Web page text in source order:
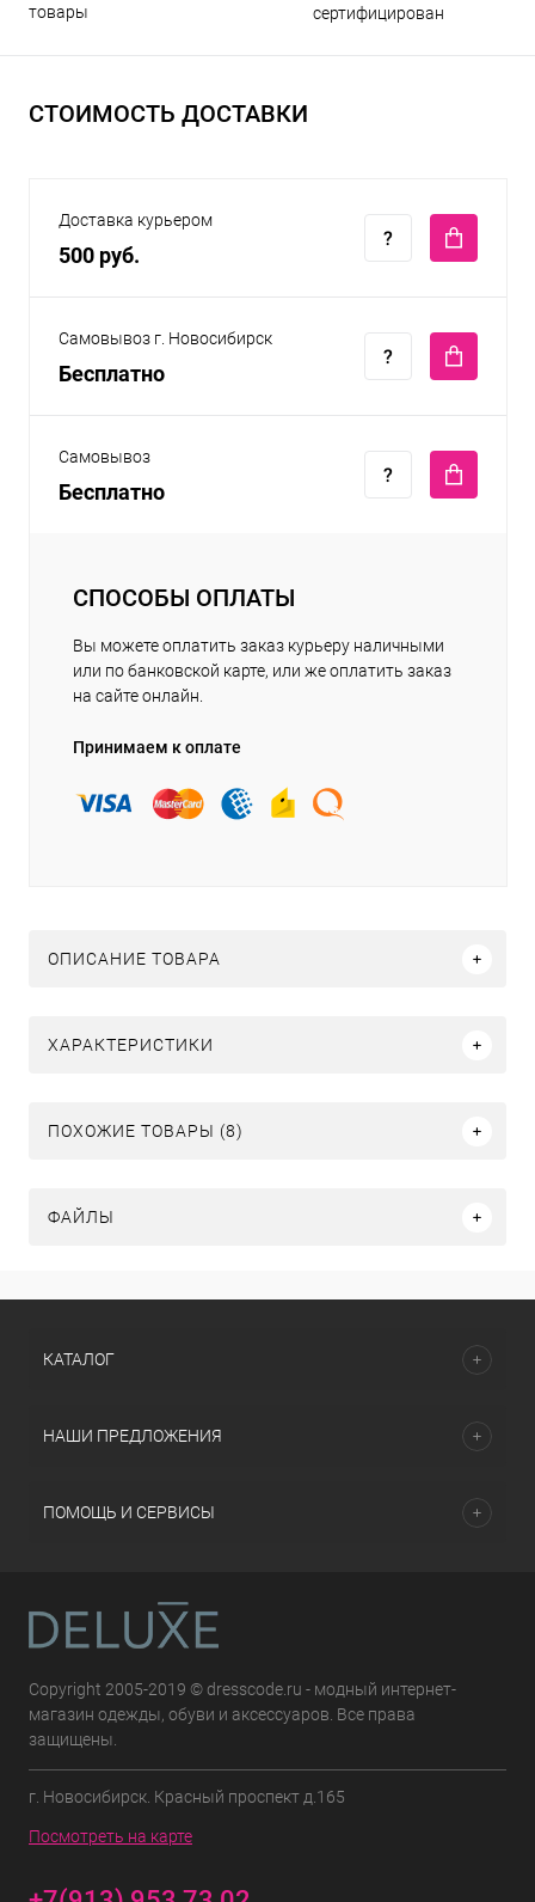
товары
сертифицирован
СТОИМОСТЬ ДОСТАВКИ
Доставка курьером
500 руб.
Самовывоз г. Новосибирск
Бесплатно
Самовывоз
Бесплатно
СПОСОБЫ ОПЛАТЫ
Вы можете оплатить заказ курьеру наличными
или по банковской карте, или же оплатить заказ
на сайте онлайн.
Принимаем к оплате
ОПИСАНИЕ ТОВАРА
ХАРАКТЕРИСТИКИ
ПОХОЖИЕ ТОВАРЫ (8)
ФАЙЛЫ
КАТАЛОГ
НАШИ ПРЕДЛОЖЕНИЯ
ПОМОЩЬ И СЕРВИСЫ
Copyright 2005-2019 © dresscode.ru - модный интернет-
магазин одежды, обуви и аксессуаров. Все права
защищены.
г. Новосибирск. Красный проспект д.165
Посмотреть на карте